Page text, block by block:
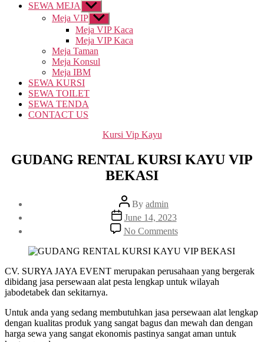
SEWA MEJA
Show
sub
menu
Meja VIP Show
sub
menu
Meja VIP Kaca
Meja VIP Kaca
Meja Taman
Meja Konsul
Meja IBM
SEWA KURSI
SEWA TOILET
SEWA TENDA
CONTACT US
Categories
Kursi Vip Kayu
GUDANG RENTAL KURSI KAYU VIP
BEKASI
Post
author
By admin
Post
date
June 14, 2023
No Commentson
GUDANG
RENTAL
KAYU
VIP
CV. SURYA JAYA EVENT merupakan perusahaan yang bergerak
dibidang jasa persewaan alat pesta lengkap untuk wilayah
jabodetabek dan sekitarnya.
Untuk anda yang sedang membutuhkan jasa persewaan alat lengkap
dengan kualitas produk yang sangat bagus dan mewah dan dengan
harga sewa yang sangat ekonomis pastinya sangat aman untuk